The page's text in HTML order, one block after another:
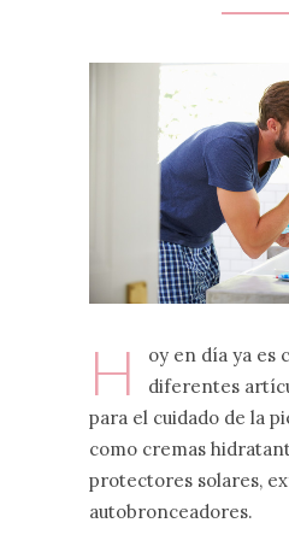
H
oy en día ya es
diferentes
para el cuidado de la
como cremas
protectores solares,
autobronceadores.